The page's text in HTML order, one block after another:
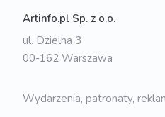
Artinfo.pl Sp. z o.o.
ul. Dzielna 3
00-162 Warszawa
Wydarzenia, patronaty,